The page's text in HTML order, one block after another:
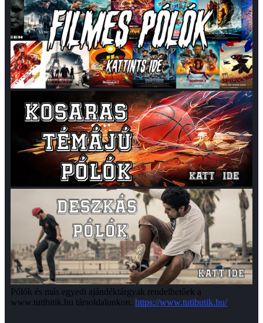
Pólók és más egyedi ajándéktárgyak rendelhetőek a
www.tutibitik.hu társoldalunkon. https://www.tutibutik.hu/